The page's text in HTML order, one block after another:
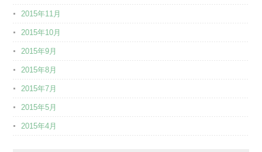
2015年11月
2015年10月
2015年9月
2015年8月
2015年7月
2015年5月
2015年4月